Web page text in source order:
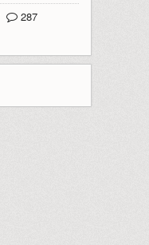
287